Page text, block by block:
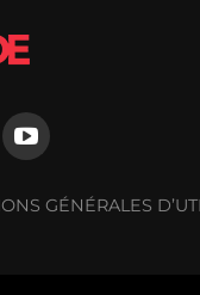
GÉNÉRALES